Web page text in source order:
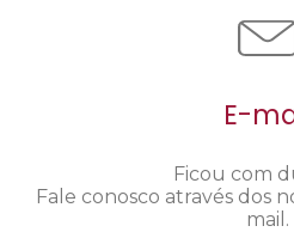
E-
Ficou com
Fale conosco através dos
mail.